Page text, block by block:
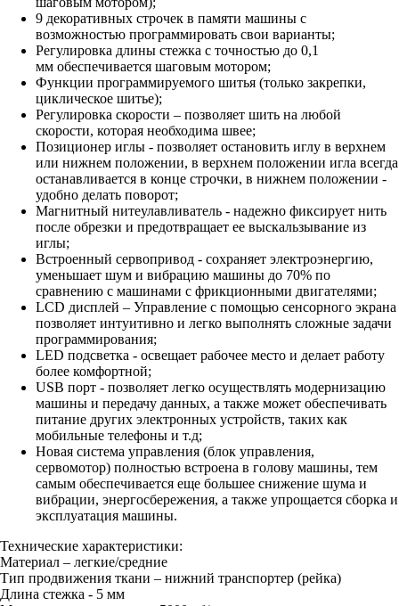
9 декоративных строчек в памяти машины с
возможностью программировать свои варианты;
Регулировка длины стежка с точностью до 0,1
мм обеспечивается шаговым мотором;
Функции программируемого шитья (только закрепки,
циклическое шитье);
Регулировка скорости – позволяет шить на любой
скорости, которая необходима швее;
Позиционер иглы - позволяет остановить иглу в верхнем
или нижнем положении, в верхнем положении игла всегда
останавливается в конце строчки, в нижнем положении -
удобно делать поворот;
Магнитный нитеулавливатель - надежно фиксирует нить
после обрезки и предотвращает ее выскальзывание из
иглы;
Встроенный сервопривод - сохраняет электроэнергию,
уменьшает шум и вибрацию машины до 70% по
сравнению с машинами с фрикционными двигателями;
LCD дисплей – Управление с помощью сенсорного экрана
позволяет интуитивно и легко выполнять сложные задачи
программирования;
LED подсветка - освещает рабочее место и делает работу
более комфортной;
USB порт - позволяет легко осуществлять модернизацию
машины и передачу данных, а также может обеспечивать
питание других электронных устройств, таких как
мобильные телефоны и т.д;
Новая система управления (блок управления,
сервомотор) полностью встроена в голову машины, тем
самым обеспечивается еще большее снижение шума и
вибрации, энергосбережения, а также упрощается сборка и
эксплуатация машины.
Технические характеристики:
Материал – легкие/средние
Тип продвижения ткани – нижний транспортер (рейка)
Длина стежка - 5 мм